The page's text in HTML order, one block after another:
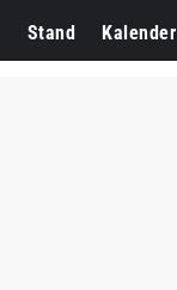
Stand Kalender